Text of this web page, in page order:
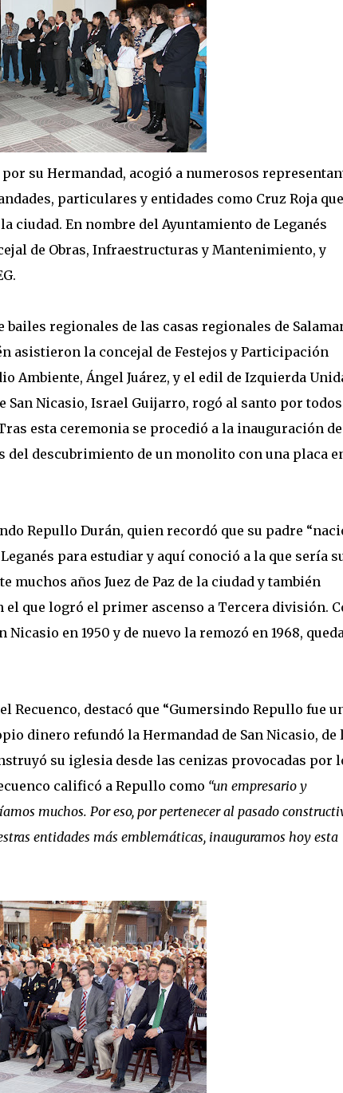
su Hermandad, acogió a numerosos
particulares y entidades como Cruz Roja que
ciudad. En nombre del Ayuntamiento de Leganés
de Obras, Infraestructuras y Mantenimiento, y
regionales de las casas regionales de
asistieron la concejal de Festejos y Participación
Ambiente, Ángel Juárez, y el edil de Izquierda
San Nicasio, Israel Guijarro, rogó al santo por
esta ceremonia se procedió a la inauguración
del descubrimiento de un monolito con una placa
Repullo Durán, quien recordó que su padre
para estudiar y aquí conoció a la que sería
muchos años Juez de Paz de la ciudad y también
el que logró el primer ascenso a Tercera división.
en 1950 y de nuevo la remozó en 1968,
Recuenco, destacó que “Gumersindo Repullo fue
dinero refundó la Hermandad de San Nicasio, de
su iglesia desde las cenizas provocadas por
calificó a Repullo como “un empresario y
muchos. Por eso, por pertenecer al pasado
entidades más emblemáticas, inauguramos hoy esta